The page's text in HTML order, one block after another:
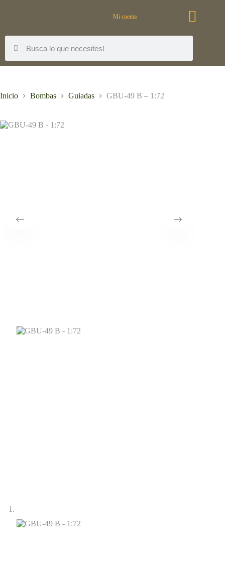
Mi cuenta
Inicio Bombas Guiadas GBU-49 B – 1:72